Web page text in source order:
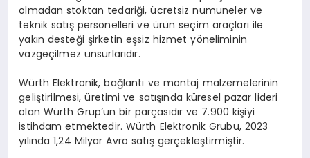
olmadan stoktan tedariği, ücretsiz numuneler ve
teknik satış personelleri ve ürün seçim araçları ile
yakın desteği şirketin eşsiz hizmet yöneliminin
vazgeçilmez unsurlarıdır.
Würth Elektronik, bağlantı ve montaj malzemelerinin
geliştirilmesi, üretimi ve satışında küresel pazar lideri
olan Würth Grup’un bir parçasıdır ve 7.900 kişiyi
istihdam etmektedir. Würth Elektronik Grubu, 2023
yılında 1,24 Milyar Avro satış gerçekleştirmiştir.